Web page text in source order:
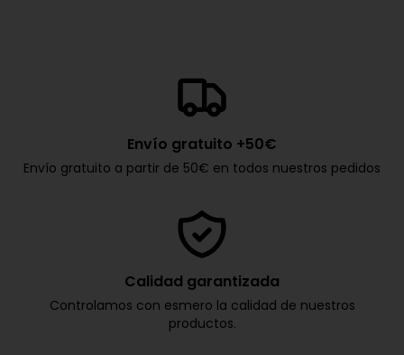
Envío gratuito +50€
Envío gratuito a partir de 50€ en todos nuestros pedidos
Calidad garantizada
Controlamos con esmero la calidad de nuestros
productos.